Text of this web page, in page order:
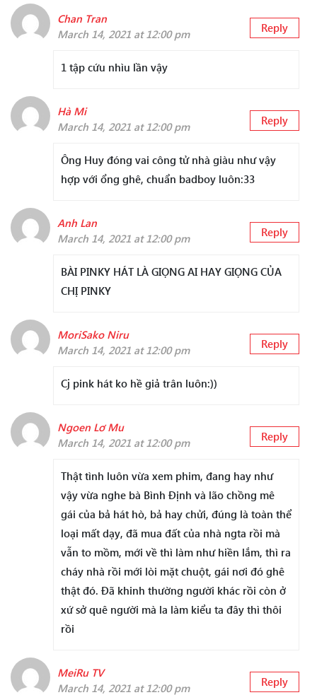
Chan Tran
March 14, 2021 at 12:00 pm
Reply
1 tập cứu nhìu lần vậy
Hà Mi
March 14, 2021 at 12:00 pm
Reply
Ông Huy đóng vai công tử nhà giàu như vậy
hợp với ổng ghê, chuẩn badboy luôn:33
Anh Lan
March 14, 2021 at 12:00 pm
Reply
BÀI PINKY HÁT LÀ GIỌNG AI HAY GIỌNG CỦA
CHỊ PINKY
MoriSako Niru
March 14, 2021 at 12:00 pm
Reply
Cj pink hát ko hề giả trân luôn:))
Ngoen Lơ Mu
March 14, 2021 at 12:00 pm
Reply
Thật tình luôn vừa xem phim, đang hay như
vậy vừa nghe bà Bình Định và lão chồng mê
gái của bả hát hò, bả hay chửi, đúng là toàn thể
loại mất dạy, đã mua đất của nhà ngta rồi mà
vẫn to mồm, mới về thì làm như hiền lắm, thì ra
cháy nhà rồi mới lòi mặt chuột, gái nơi đó ghê
thật đó. Đã khinh thường người khác rồi còn ở
xứ sở quê người mà la làm kiểu ta đây thì thôi
rồi
MeiRu TV
March 14, 2021 at 12:00 pm
Reply